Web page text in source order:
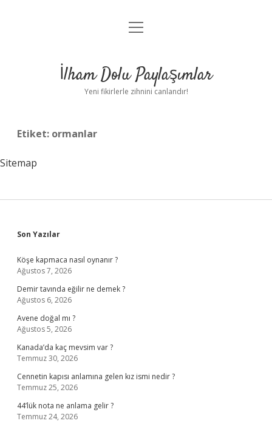
Anasayfa
Yasal Uyarı
menüyü
İlham Dolu Paylaşımlar
Yeni fikirlerle zihnini canlandır!
Etiket: ormanlar
Sitemap
Sidebar
Son Yazılar
Köşe kapmaca nasıl oynanır ?
Ağustos 7, 2026
Demir tavında eğilir ne demek ?
Ağustos 6, 2026
Avene doğal mı ?
Ağustos 5, 2026
Kanada’da kaç mevsim var ?
Temmuz 30, 2026
Cennetin kapısı anlamına gelen kız ismi nedir ?
Temmuz 25, 2026
44’lük nota ne anlama gelir ?
Temmuz 24, 2026